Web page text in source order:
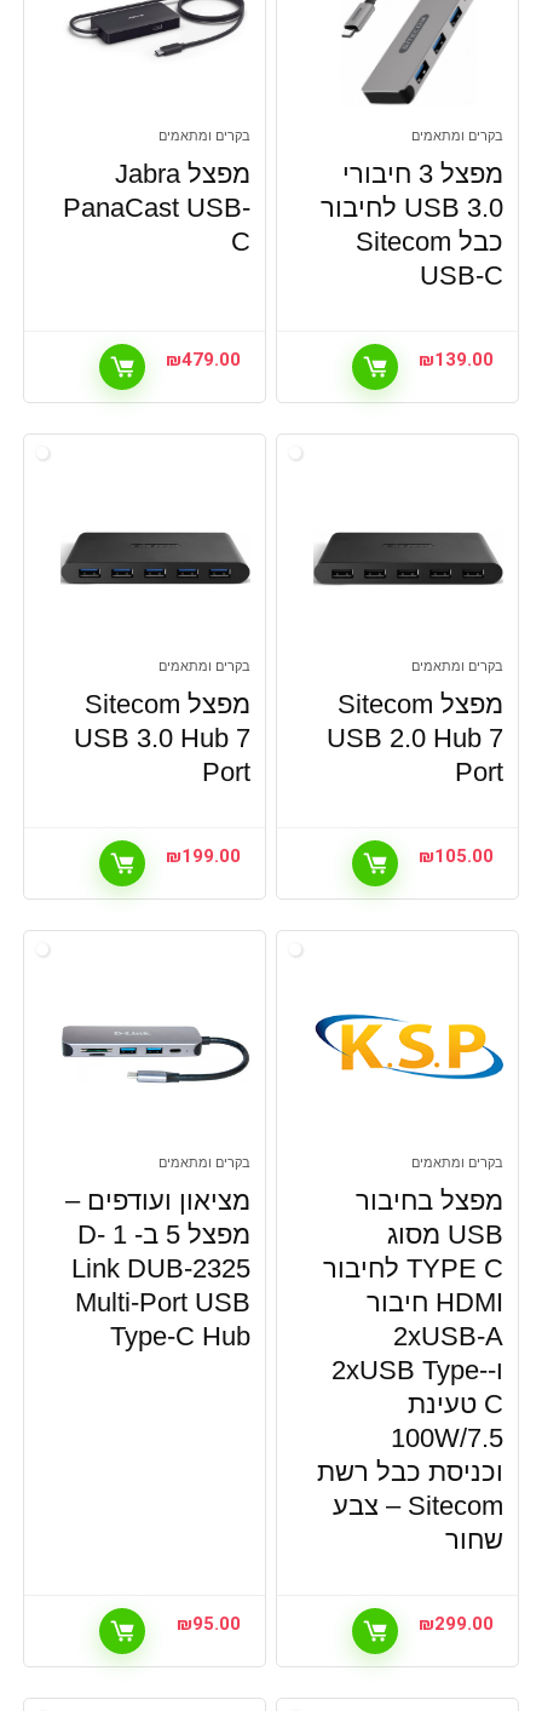
בקרים ומתאמים
מפצל 3 חיבורי
USB 3.0 לחיבור
כבל Sitecom
USB-C
₪139.00
בקרים ומתאמים
מפצל Jabra
PanaCast USB-
C
₪479.00
בקרים ומתאמים
מפצל Sitecom
USB 2.0 Hub 7
Port
₪105.00
בקרים ומתאמים
מפצל Sitecom
USB 3.0 Hub 7
Port
₪199.00
בקרים ומתאמים
מפצל בחיבור
USB מסוג
TYPE C לחיבור
HDMI חיבור
2xUSB-A
ו-2xUSB Type-
C טעינת
100W/7.5
וכניסת כבל רשת
Sitecom – צבע
שחור
₪299.00
בקרים ומתאמים
מציאון ועודפים –
מפצל 5 ב- 1 D-
Link DUB-2325
Multi-Port USB
Type-C Hub
₪95.00